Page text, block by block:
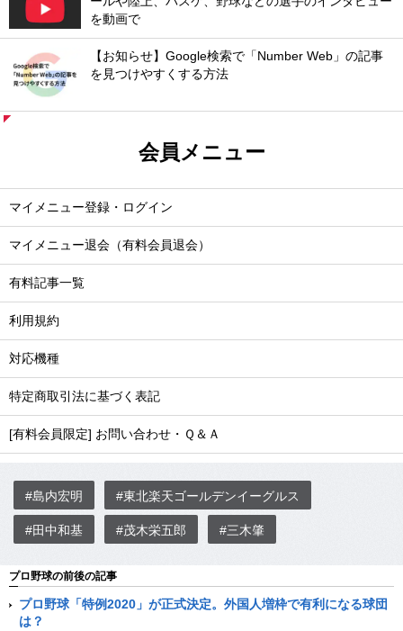
を動画で
【お知らせ】Google検索で「Number Web」の記事
を見つけやすくする方法
会員メニュー
マイメニュー登録・ログイン
マイメニュー退会（有料会員退会）
有料記事一覧
利用規約
対応機種
特定商取引法に基づく表記
[有料会員限定] お問い合わせ・Ｑ＆Ａ
#島内宏明 #東北楽天ゴールデンイーグルス
#田中和基 #茂木栄五郎 #三木肇
プロ野球の前後の記事
プロ野球「特例2020」が正式決定。外国人増枠で有利になる球団
は？